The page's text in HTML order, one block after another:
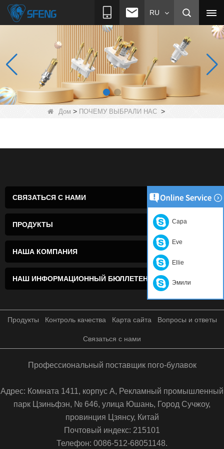
RU
Дом > ПОЧЕМУ ВЫБРАЛИ НАС>
СВЯЗАТЬСЯ С НАМИ
ПРОДУКТЫ
НАША КОМПАНИЯ
НАШ ИНФОРМАЦИОННЫЙ БЮЛЛЕТЕНЬ!
Продукты Контроль качества Карта сайта Вопросы и ответы
Связаться с нами
Профессиональный поставщик пого-булавок
Адрес: Комната 1411, корпус А, Рекламный промышленный
парк Цзиньфэн, № 646, улица Юшань, Город Сучжоу,
провинция Цзянсу, Китай
Почтовый индекс: 215101
Телефон: 0086-512-68051148.
Сара
Eve
Ellie
Эмили